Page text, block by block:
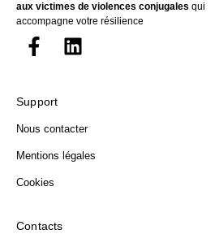
aux victimes de violences conjugales qui
accompagne votre résilience
Support
Nous contacter
Mentions légales
Cookies
Contacts